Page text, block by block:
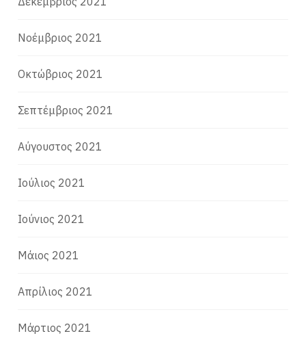
Νοέμβριος 2021
Οκτώβριος 2021
Σεπτέμβριος 2021
Αύγουστος 2021
Ιούλιος 2021
Ιούνιος 2021
Μάιος 2021
Απρίλιος 2021
Μάρτιος 2021